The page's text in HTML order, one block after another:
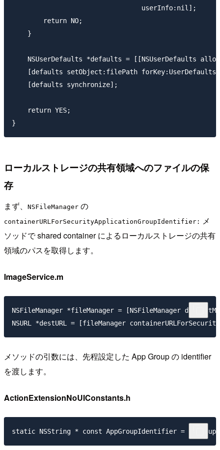
                                 userInfo:nil];
        return NO;
    }
NSUserDefaults *defaults = [[NSUserDefaults
[defaults setObject:filePath
    [defaults synchronize];
    return YES;
ローカルストレージの共有領域へのファイルの保
存
まず、 NSFileManager の
containerURLForSecurityApplicationGroupIdentifier: メ
ソッドで shared container によるローカルストレージの共有
領域のパスを取得します。
ImageService.m
NSFileManager *fileManager = [NSFileManager
メソッドの引数には、先程設定した App Group の identifier
を渡します。
ActionExtensionNoUIConstants.h